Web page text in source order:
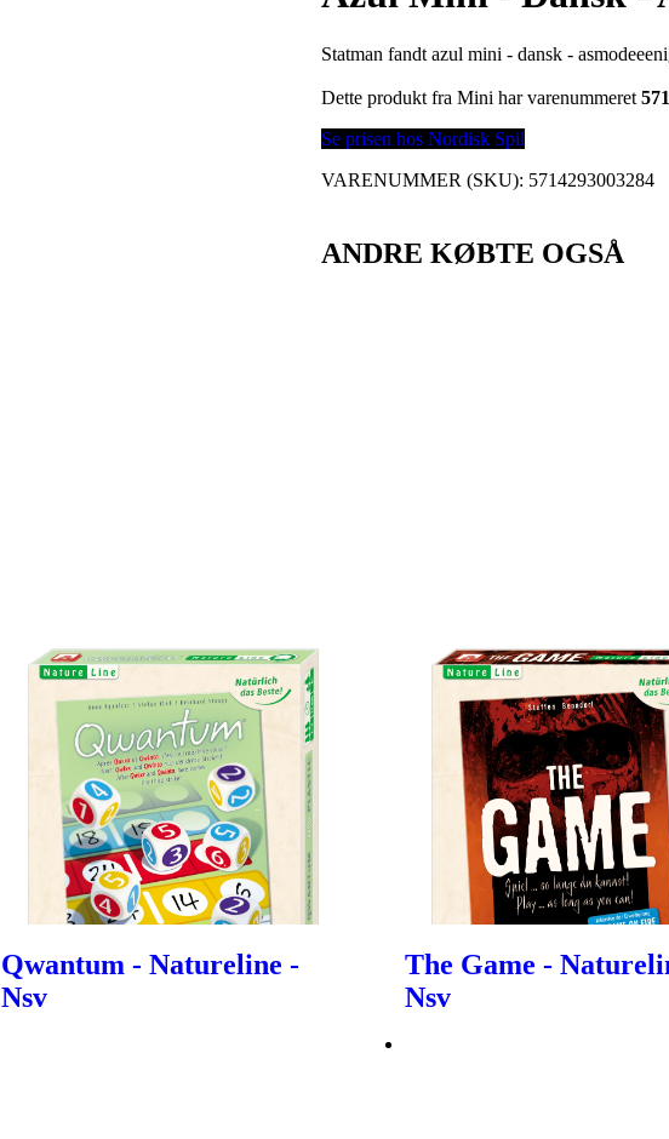
Statman fandt azul mini - dansk -
Dette produkt fra Mini har varenummeret
Se prisen hos Nordisk Spil
VARENUMMER (SKU): 5714293003284
ANDRE KØBTE OGSÅ
Qwantum - Natureline -
Nsv
The Game -
Nsv